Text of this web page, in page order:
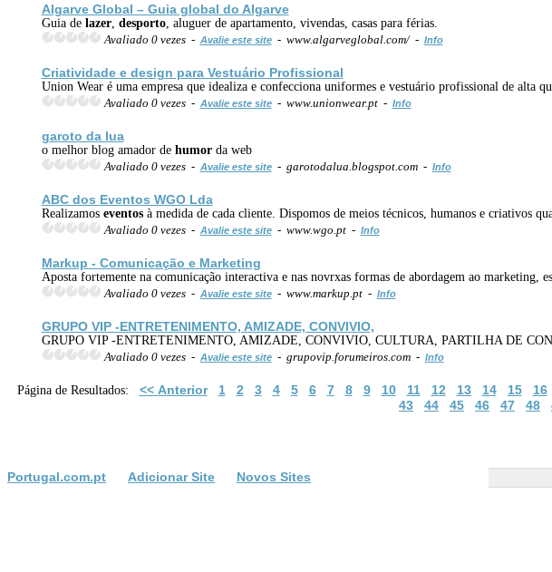
Algarve Global – Guia global do Algarve
Guia de lazer, desporto, aluguer de apartamento, vivendas, casas para férias.
Avaliado 0 vezes - Avalie este site- www.algarveglobal.com/ - Info
Criatividade e design para Vestuário Profissional
Union Wear é uma empresa que idealiza e confecciona uniformes e vestuário profissional de alta
Avaliado 0 vezes - Avalie este site- www.unionwear.pt - Info
garoto da lua
o melhor blog amador de humorda web
Avaliado 0 vezes - Avalie este site- garotodalua.blogspot.com - Info
ABC dos Eventos WGO Lda
Realizamos eventosà medida de cada cliente. Dispomos de meios técnicos, humanos e criativos
Avaliado 0 vezes - Avalie este site- www.wgo.pt - Info
Markup - Comunicação e Marketing
Aposta fortemente na comunicação interactiva e nas novrxas formas de abordagem ao marketing,
Avaliado 0 vezes - Avalie este site- www.markup.pt - Info
GRUPO VIP -ENTRETENIMENTO, AMIZADE, CONVIVIO,
GRUPO VIP -ENTRETENIMENTO, AMIZADE, CONVIVIO, CULTURA, PARTILHA DE
Avaliado 0 vezes - Avalie este site- grupovip.forumeiros.com - Info
Página de Resultados: << Anterior 1 2 3 4 5 6 7 8 9 10 11 12 13 14 15 16
43
44 45 46 47 48
Portugal.com.pt Adicionar Site Novos Sites